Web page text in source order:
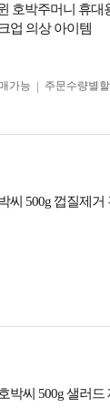
호박주머니 휴대
업 의상 아이템
가능 주문수량별
씨 500g 껍질제
박씨 500g 샐러드